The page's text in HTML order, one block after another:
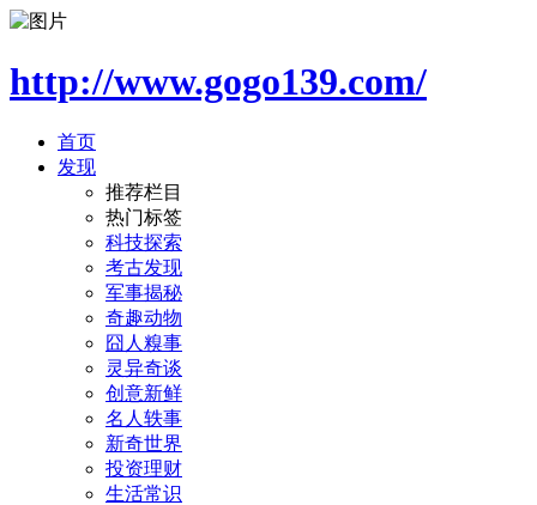
http://www.gogo139.com/
首页
发现
推荐栏目
热门标签
科技探索
考古发现
军事揭秘
奇趣动物
囧人糗事
灵异奇谈
创意新鲜
名人轶事
新奇世界
投资理财
生活常识